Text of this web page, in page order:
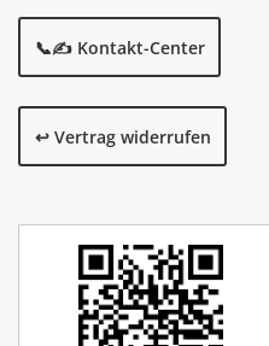
📞✍️ Kontakt-Center
↩️ Vertrag widerrufen